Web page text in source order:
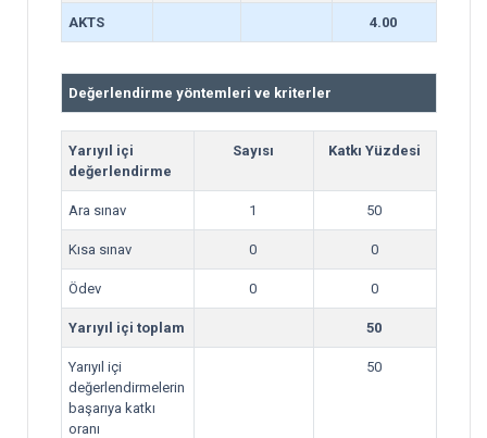
AKTS 4.00
Değerlendirme yöntemleri ve kriterler
Yarıyıl içi
değerlendirme
Sayısı Katkı Yüzdesi
Ara sınav 1 50
Kısa sınav 0 0
Ödev 0 0
Yarıyıl içi toplam 50
Yarıyıl içi
değerlendirmelerin
başarıya katkı
oranı
50